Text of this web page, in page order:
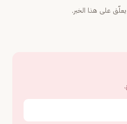
على هذا الخبر.